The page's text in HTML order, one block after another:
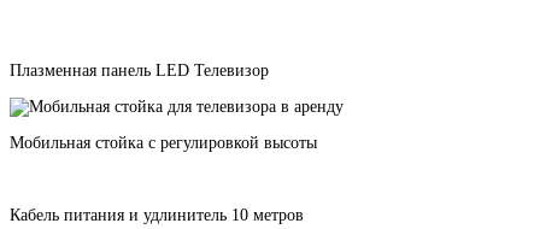
Плазменная панель LED Телевизор
Мобильная стойка с регулировкой высоты
Кабель питания и удлинитель 10 метров